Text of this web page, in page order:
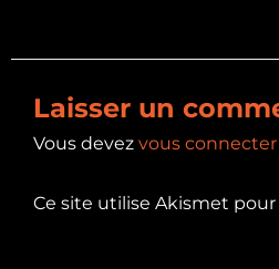
Laisser un
Vous devez vous connecter
Ce site utilise Akismet